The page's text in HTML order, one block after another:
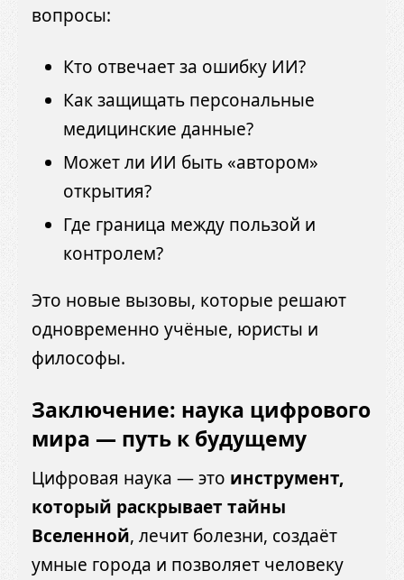
вопросы:
Кто отвечает за ошибку ИИ?
Как защищать персональные
медицинские данные?
Может ли ИИ быть «автором»
открытия?
Где граница между пользой и
контролем?
Это новые вызовы, которые решают
одновременно учёные, юристы и
философы.
Заключение: наука цифрового
мира — путь к будущему
Цифровая наука — это инструмент,
который раскрывает тайны
Вселенной, лечит болезни, создаёт
умные города и позволяет человеку